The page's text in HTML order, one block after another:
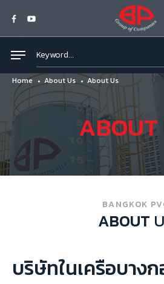
Home About Us About Us
ABOUT
BANGKOK
ABOUT
บริษัทในเครือบาง